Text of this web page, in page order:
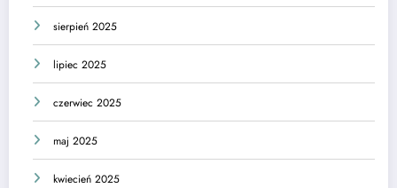
sierpień 2025
lipiec 2025
czerwiec 2025
maj 2025
kwiecień 2025